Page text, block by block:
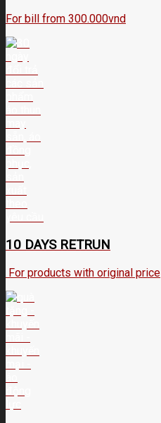
For bill from 300.000vnd
10 DAYS RETRUN
For products with original price